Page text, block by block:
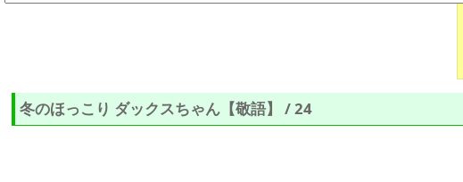
冬のほっこり ダックスちゃん【敬語】 / 24